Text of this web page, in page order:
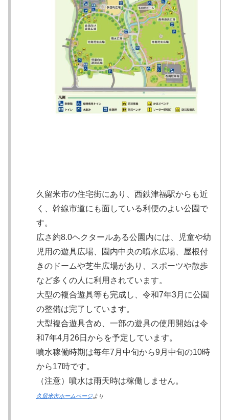
久留米市の住宅街にあり、西鉄津福駅からも近
く、幹線市道にも面している利便のよい公園で
す。
広さ約8.0ヘクタールある公園内には、児童や幼
児用の遊具広場、園内中央の噴水広場、屋根付
きのドームや芝生広場があり、スポーツや散歩
など多くの人に利用されています。
大型の複合遊具等も完成し、令和7年3月に公園
の整備は完了しています。
大型複合遊具含め、一部の遊具の使用開始は令
和7年4月26日からを予定しています。
噴水稼働時期は毎年7月中旬から9月中旬の10時
から17時です。
（注意）噴水は雨天時は稼働しません。
久留米市ホームページより